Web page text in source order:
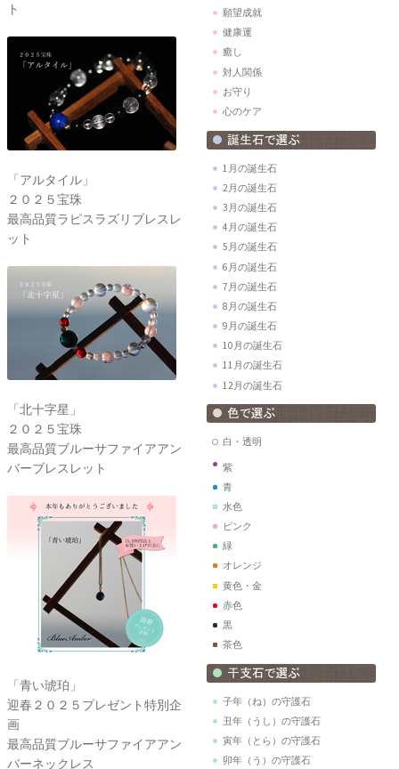
ト
「アルタイル」
２０２５宝珠
最高品質ラピスラズリブレスレ
ット
「北十字星」
２０２５宝珠
最高品質ブルーサファイアアン
バーブレスレット
「青い琥珀」
迎春２０２５プレゼント特別企
画
最高品質ブルーサファイアアン
バーネックレス
願望成就
健康運
癒し
対人関係
お守り
心のケア
1月の誕生石
2月の誕生石
3月の誕生石
4月の誕生石
5月の誕生石
6月の誕生石
7月の誕生石
8月の誕生石
9月の誕生石
10月の誕生石
11月の誕生石
12月の誕生石
白・透明
紫
青
水色
ピンク
緑
オレンジ
黄色・金
赤色
黒
茶色
子年（ね）の守護石
丑年（うし）の守護石
寅年（とら）の守護石
卯年（う）の守護石